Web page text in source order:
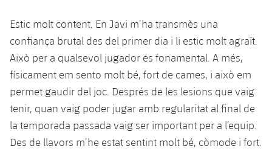
Estic molt content. En Javi m’ha transmès una
confiança brutal des del primer dia i li estic molt agraït.
Això per a qualsevol jugador és fonamental. A més,
físicament em sento molt bé, fort de cames, i això em
permet gaudir del joc. Després de les lesions que vaig
tenir, quan vaig poder jugar amb regularitat al final de
la temporada passada vaig ser important per a l’equip.
Des de llavors m’he estat sentint molt bé, còmode i fort.